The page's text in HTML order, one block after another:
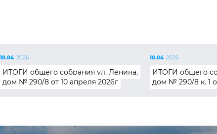
10.04 2026
ИТОГИ общего собрания ул. Ленина,
дом № 290/8 от 10 апреля 2026г
10.04 2026
ИТОГИ общего
дом № 290/8 к. 1